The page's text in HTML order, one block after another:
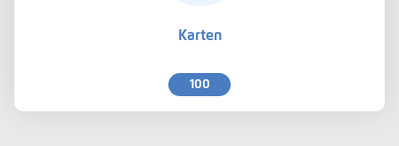
Karten
100